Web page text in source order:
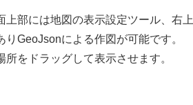
上部には地図の表示設定ツール、右
GeoJsonによる作図が可能です。
所をドラッグして表示させます。